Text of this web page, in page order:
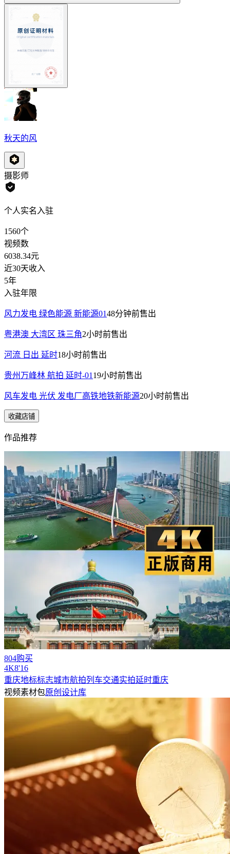
秋天的风
摄影师
个人实名入驻
1560个
视频数
6038.34元
近30天收入
5年
入驻年限
风力发电 绿色能源 新能源0148分钟前售出
粤港澳 大湾区 珠三角2小时前售出
河流 日出 延时18小时前售出
贵州万峰林 航拍 延时-01 19小时前售出
风车发电 光伏 发电厂高铁地铁新能源20小时前售出
收藏店铺
作品推荐
804购买
4K8'16
重庆地标标志城市航拍列车交通实拍延时重庆
视频素材包原创设计库